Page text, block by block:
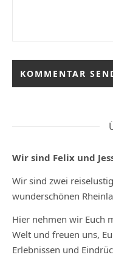
Wir sind Felix und
Wir sind zwei
wunderschönen
Hier nehmen wir Euch
Welt und freuen uns,
Erlebnissen und